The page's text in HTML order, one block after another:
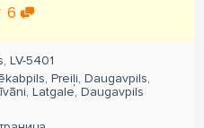
6
LV-5401
Preiļi, Daugavpils,
Latgale, Daugavpils